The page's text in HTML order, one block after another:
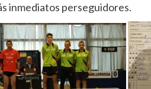
inmediatos perseguidores.